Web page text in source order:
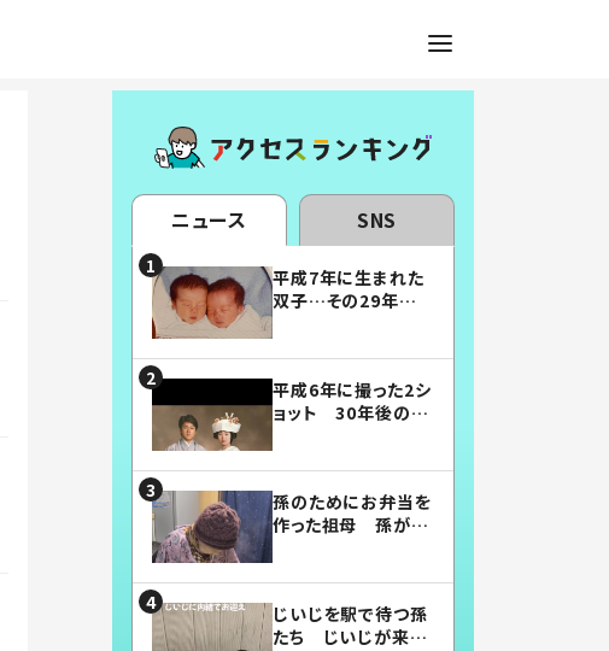
ニュース SNS
平成7年に生まれた
双子…その29年後
平成6年に撮った2シ
ョット 30年後の姿
孫のためにお弁当を
作った祖母 孫が絶
じいじを駅で待つ孫
たち じいじが来た